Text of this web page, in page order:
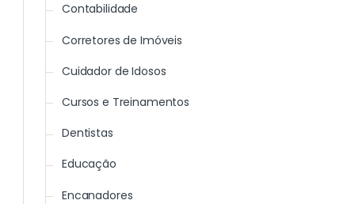
Contabilidade
Corretores de Imóveis
Cuidador de Idosos
Cursos e Treinamentos
Dentistas
Educação
Encanadores